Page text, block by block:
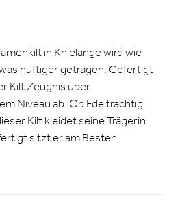
in Knielänge wird wie
hüftiger getragen. Gefertigt
Kilt Zeugnis über
Niveau ab. Ob Edeltrachtig
Kilt kleidet seine Trägerin
sitzt er am Besten.